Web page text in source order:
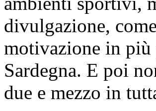
divulgazione,
motivazione in
Sardegna. E poi
due e mezzo in